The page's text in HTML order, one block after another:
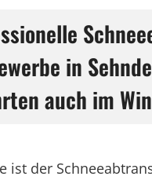
in
auch im
ist der